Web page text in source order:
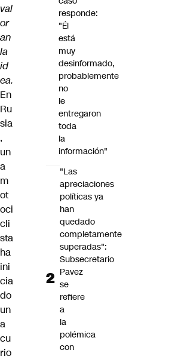
val
or
an
la
id
ea.
En
Ru
sia
,
un
a
m
ot
oci
cli
sta
ha
ini
cia
do
un
a
cu
rio
responde:
"Él
está
muy
desinformado,
probablemente
no
le
entregaron
toda
la
información"
"Las
apreciaciones
políticas ya
han
quedado
completamente
superadas":
Subsecretario
Pavez
se
refiere
a
la
polémica
con